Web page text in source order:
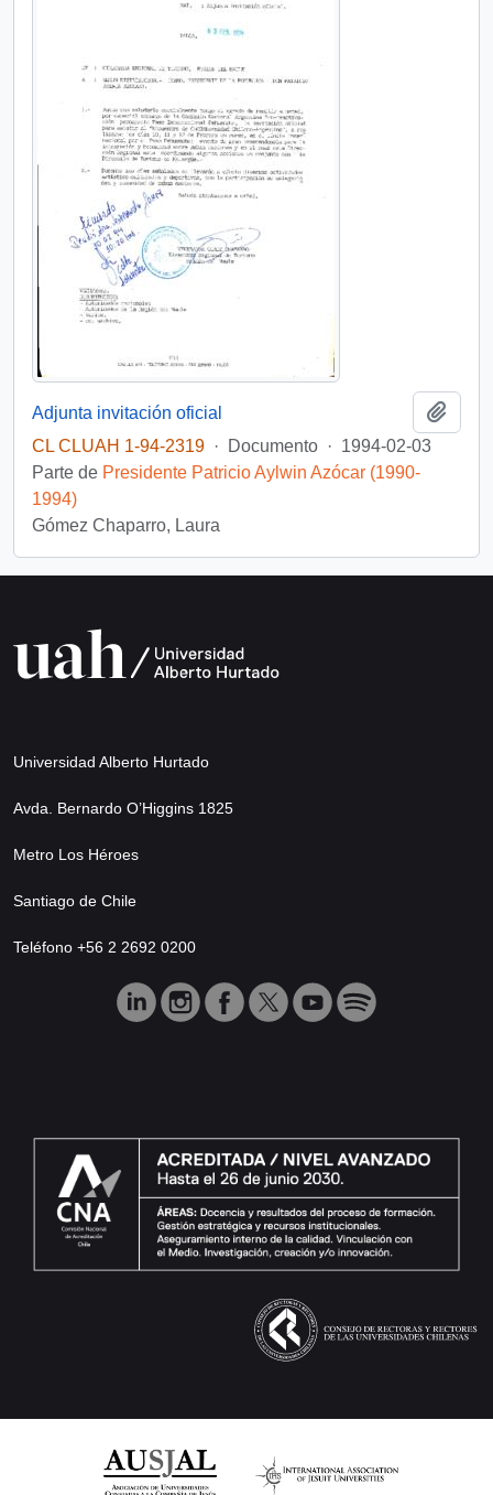
Adjunta invitación oficial
CL CLUAH 1-94-2319 · Documento · 1994-02-03
Parte de Presidente Patricio Aylwin Azócar (1990-
1994)
Gómez Chaparro, Laura
Universidad Alberto Hurtado
Avda. Bernardo O’Higgins 1825
Metro Los Héroes
Santiago de Chile
Teléfono +56 2 2692 0200